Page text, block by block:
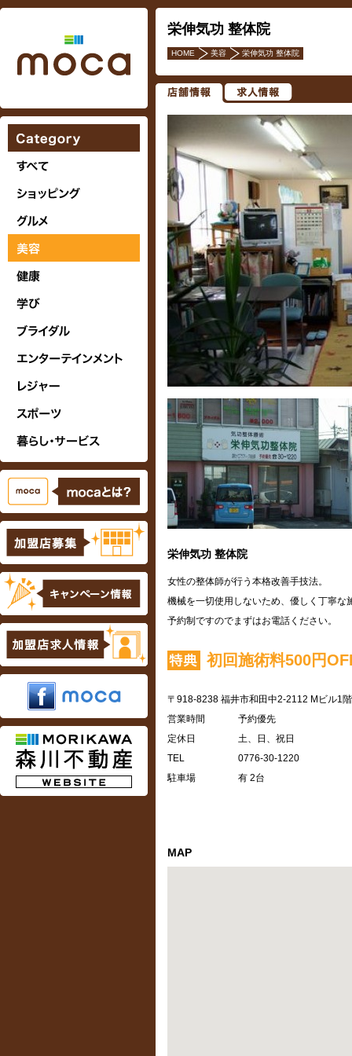
栄伸気功 整体院
HOME 美容 栄伸気功 整体院
栄伸気功 整体院
女性の整体師が行う本格改善手技法。
機械を一切使用しないため、優しく丁寧な
予約制ですのでまずはお電話ください。
初回施術料500円
〒918-8238 福井市和田中2-2112 Mビル1階
営業時間
予約優先
定休日
土、日、祝日
TEL
0776-30-1220
駐車場
有 2台
MAP